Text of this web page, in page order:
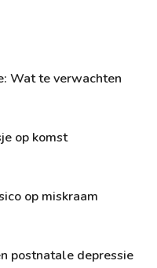
Wat te verwachten
op komst
op miskraam
postnatale depressie